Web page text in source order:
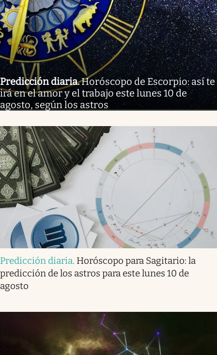
Predicción diaria.Horóscopo de Escorpio: así te
irá en el amor y el trabajo este lunes 10 de
agosto, según los astros
Predicción diaria. Horóscopo para Sagitario: la
predicción de los astros para este lunes 10 de
agosto